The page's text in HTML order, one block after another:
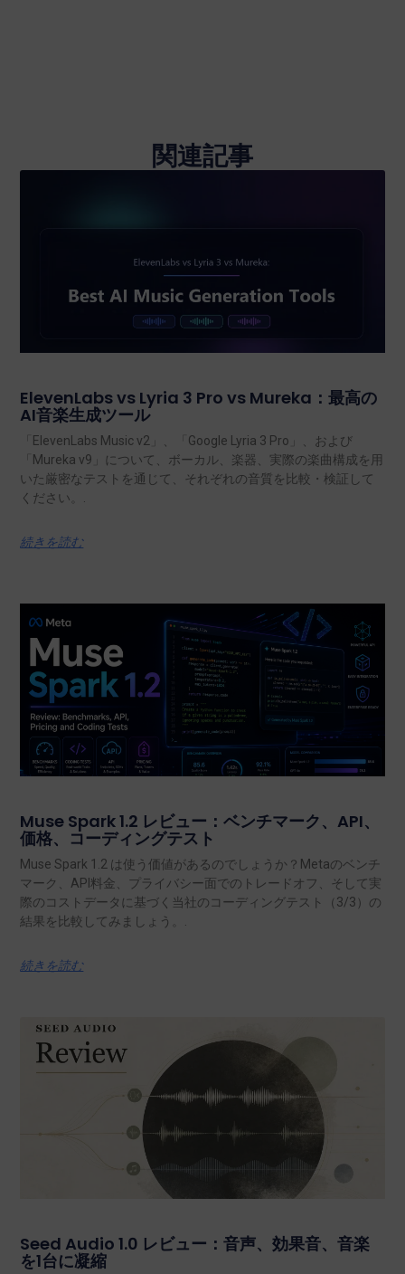
関連記事
ElevenLabs vs Lyria 3 Pro vs Mureka：最高の
AI音楽生成ツール
「ElevenLabs Music v2」、「Google Lyria 3 Pro」、および
「Mureka v9」について、ボーカル、楽器、実際の楽曲構成を用
いた厳密なテストを通じて、それぞれの音質を比較・検証して
ください。.
続きを読む
Muse Spark 1.2 レビュー：ベンチマーク、API、
価格、コーディングテスト
Muse Spark 1.2 は使う価値があるのでしょうか？Metaのベンチ
マーク、API料金、プライバシー面でのトレードオフ、そして実
際のコストデータに基づく当社のコーディングテスト（3/3）の
結果を比較してみましょう。.
続きを読む
Seed Audio 1.0 レビュー：音声、効果音、音楽
を1台に凝縮